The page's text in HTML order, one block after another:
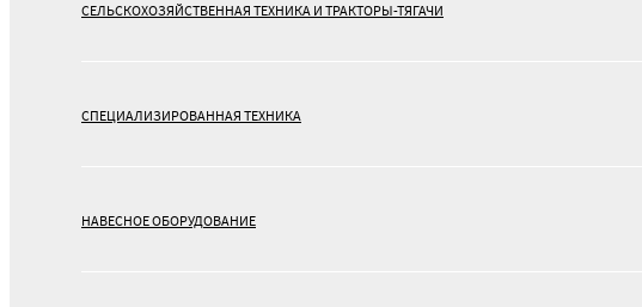
СЕЛЬСКОХОЗЯЙСТВЕННАЯ ТЕХНИКА И ТРАКТОРЫ-ТЯГАЧИ
СПЕЦИАЛИЗИРОВАННАЯ ТЕХНИКА
НАВЕСНОЕ ОБОРУДОВАНИЕ